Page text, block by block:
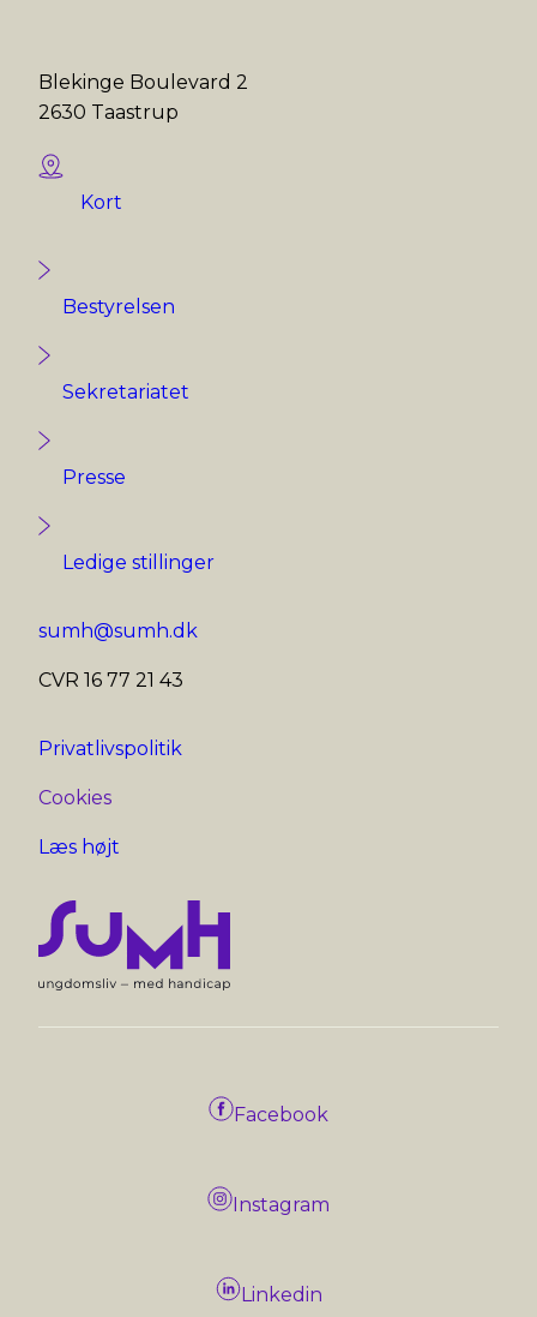
Blekinge Boulevard 2
2630 Taastrup
Kort
Bestyrelsen
Sekretariatet
Presse
Ledige stillinger
sumh@sumh.dk
CVR 16 77 21 43
Privatlivspolitik
Cookies
Læs højt
Facebook
Instagram
Linkedin